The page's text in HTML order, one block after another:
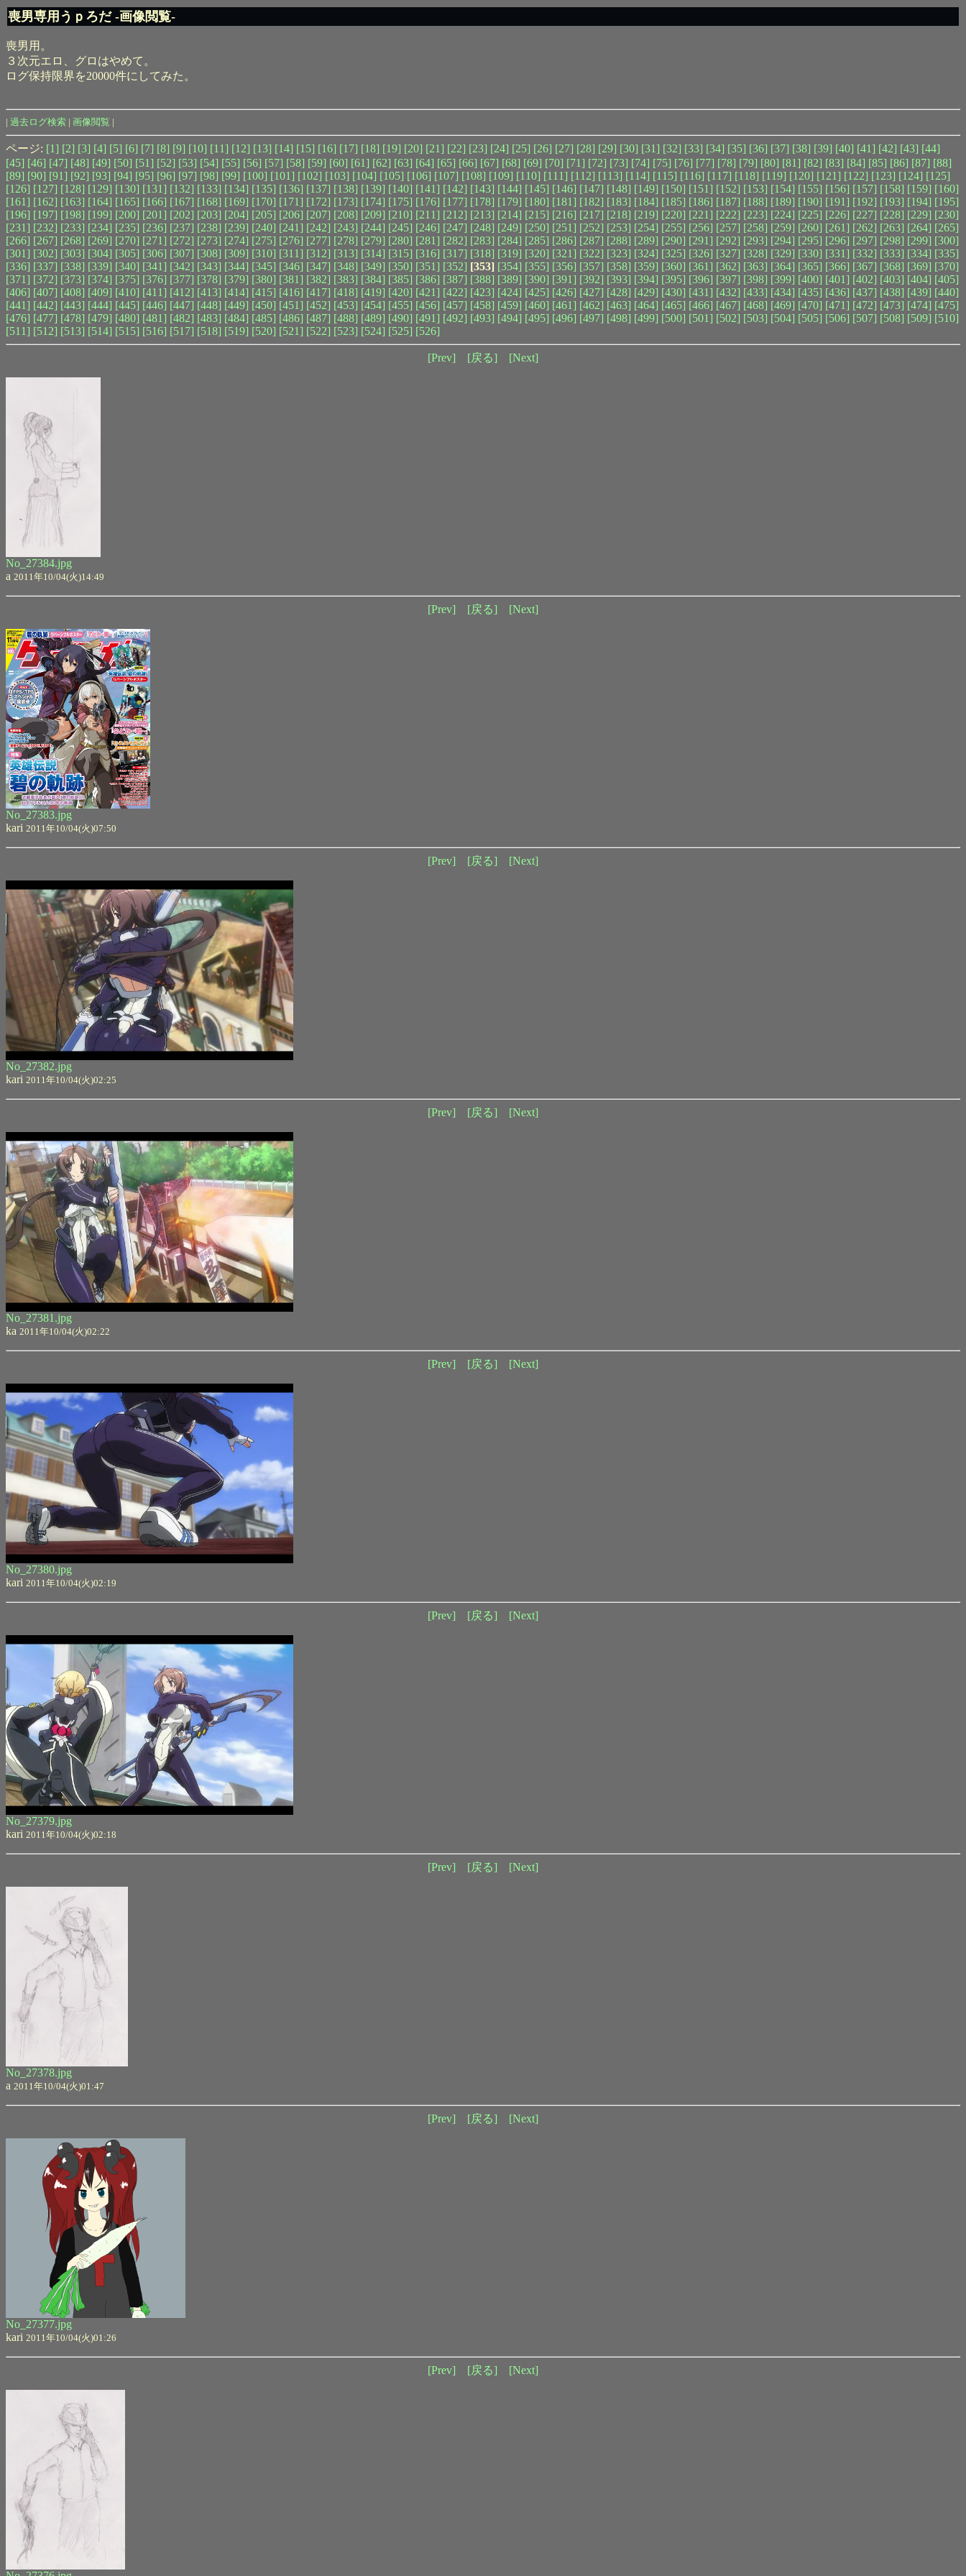
喪男専用うｐろだ -画像閲覧-
喪男用。
３次元エロ、グロはやめて。
ログ保持限界を20000件にしてみた。
| 過去ログ検索 | 画像閲覧 |
ページ: [1] [2] [3] [4] [5] [6] [7] [8] [9] [10] [11] [12] [13] [14] [15] [16] [17] [18] [19] [20] [21] [22] [23] [24] [25] [26] [27] [28] [29] [30] [31] [32] [33] [34] [35] [36] [37] [38] [39] [40] [41] [42] [43] [44]
[45] [46] [47] [48] [49] [50] [51] [52] [53] [54] [55] [56] [57] [58] [59] [60] [61] [62] [63] [64] [65] [66] [67] [68] [69] [70] [71] [72] [73] [74] [75] [76] [77] [78] [79] [80] [81] [82] [83] [84] [85] [86] [87] [88]
[89] [90] [91] [92] [93] [94] [95] [96] [97] [98] [99] [100] [101] [102] [103] [104] [105] [106] [107] [108] [109] [110] [111] [112] [113] [114] [115] [116] [117] [118] [119] [120] [121] [122] [123] [124] [125]
[126] [127] [128] [129] [130] [131] [132] [133] [134] [135] [136] [137] [138] [139] [140] [141] [142] [143] [144] [145] [146] [147] [148] [149] [150] [151] [152] [153] [154] [155] [156] [157] [158] [159] [160]
[161] [162] [163] [164] [165] [166] [167] [168] [169] [170] [171] [172] [173] [174] [175] [176] [177] [178] [179] [180] [181] [182] [183] [184] [185] [186] [187] [188] [189] [190] [191] [192] [193] [194] [195]
[196] [197] [198] [199] [200] [201] [202] [203] [204] [205] [206] [207] [208] [209] [210] [211] [212] [213] [214] [215] [216] [217] [218] [219] [220] [221] [222] [223] [224] [225] [226] [227] [228] [229] [230]
[231] [232] [233] [234] [235] [236] [237] [238] [239] [240] [241] [242] [243] [244] [245] [246] [247] [248] [249] [250] [251] [252] [253] [254] [255] [256] [257] [258] [259] [260] [261] [262] [263] [264] [265]
[266] [267] [268] [269] [270] [271] [272] [273] [274] [275] [276] [277] [278] [279] [280] [281] [282] [283] [284] [285] [286] [287] [288] [289] [290] [291] [292] [293] [294] [295] [296] [297] [298] [299] [300]
[301] [302] [303] [304] [305] [306] [307] [308] [309] [310] [311] [312] [313] [314] [315] [316] [317] [318] [319] [320] [321] [322] [323] [324] [325] [326] [327] [328] [329] [330] [331] [332] [333] [334] [335]
[336] [337] [338] [339] [340] [341] [342] [343] [344] [345] [346] [347] [348] [349] [350] [351] [352] [353] [354] [355] [356] [357] [358] [359] [360] [361] [362] [363] [364] [365] [366] [367] [368] [369] [370]
[371] [372] [373] [374] [375] [376] [377] [378] [379] [380] [381] [382] [383] [384] [385] [386] [387] [388] [389] [390] [391] [392] [393] [394] [395] [396] [397] [398] [399] [400] [401] [402] [403] [404] [405]
[406] [407] [408] [409] [410] [411] [412] [413] [414] [415] [416] [417] [418] [419] [420] [421] [422] [423] [424] [425] [426] [427] [428] [429] [430] [431] [432] [433] [434] [435] [436] [437] [438] [439] [440]
[441] [442] [443] [444] [445] [446] [447] [448] [449] [450] [451] [452] [453] [454] [455] [456] [457] [458] [459] [460] [461] [462] [463] [464] [465] [466] [467] [468] [469] [470] [471] [472] [473] [474] [475]
[476] [477] [478] [479] [480] [481] [482] [483] [484] [485] [486] [487] [488] [489] [490] [491] [492] [493] [494] [495] [496] [497] [498] [499] [500] [501] [502] [503] [504] [505] [506] [507] [508] [509] [510]
[511] [512] [513] [514] [515] [516] [517] [518] [519] [520] [521] [522] [523] [524] [525] [526]
[Prev] [戻る] [Next]
No_27384.jpg
a 2011年10/04(火)14:49
[Prev] [戻る] [Next]
No_27383.jpg
kari 2011年10/04(火)07:50
[Prev] [戻る] [Next]
No_27382.jpg
kari 2011年10/04(火)02:25
[Prev] [戻る] [Next]
No_27381.jpg
ka 2011年10/04(火)02:22
[Prev] [戻る] [Next]
No_27380.jpg
kari 2011年10/04(火)02:19
[Prev] [戻る] [Next]
No_27379.jpg
kari 2011年10/04(火)02:18
[Prev] [戻る] [Next]
No_27378.jpg
a 2011年10/04(火)01:47
[Prev] [戻る] [Next]
No_27377.jpg
kari 2011年10/04(火)01:26
[Prev] [戻る] [Next]